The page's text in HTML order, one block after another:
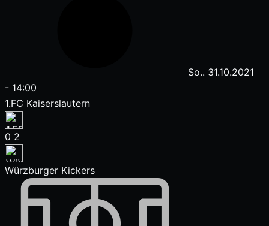
So.. 31.10.2021
- 14:00
1.FC Kaiserslautern
0 2
Würzburger Kickers